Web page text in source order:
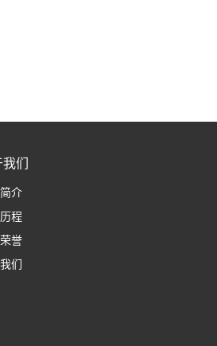
们
介
程
誉
们